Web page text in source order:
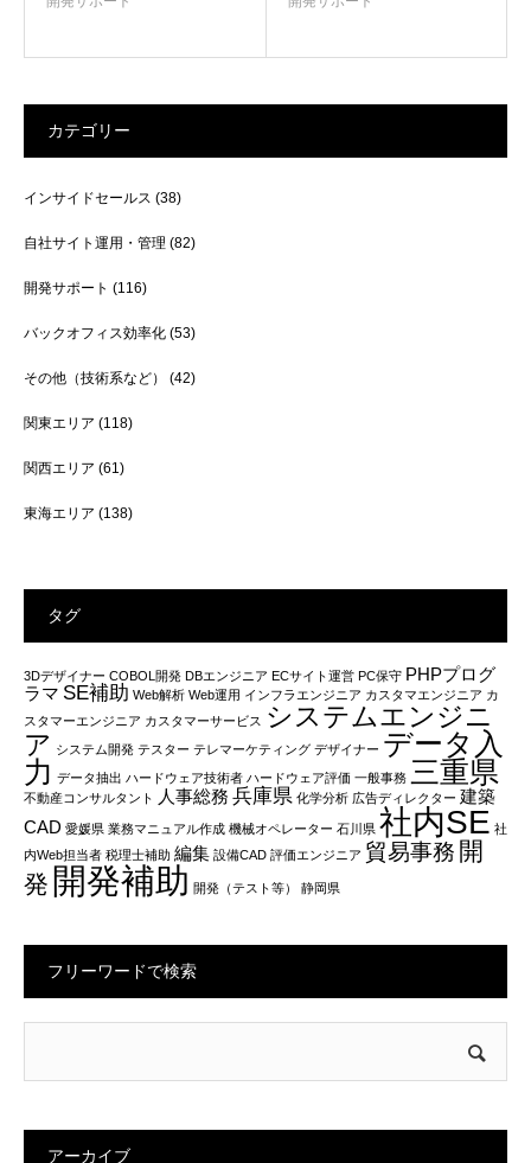
カテゴリー
インサイドセールス (38)
自社サイト運用・管理 (82)
開発サポート (116)
バックオフィス効率化 (53)
その他（技術系など） (42)
関東エリア (118)
関西エリア (61)
東海エリア (138)
タグ
3Dデザイナー COBOL開発 DBエンジニア ECサイト運営 PC保守 PHPプログ
ラマ SE補助 Web解析 Web運用 インフラエンジニア カスタマエンジニア カ
スタマーエンジニア カスタマーサービス システムエンジニ
ア システム開発 テスター テレマーケティング デザイナー データ入
力 データ抽出 ハードウェア技術者 ハードウェア評価 一般事務 三重県
不動産コンサルタント 人事総務 兵庫県 化学分析 広告ディレクター 建築
CAD 愛媛県 業務マニュアル作成 機械オペレーター 石川県 社内SE 社
内Web担当者 税理士補助 編集 設備CAD 評価エンジニア 貿易事務 開
発 開発補助 開発（テスト等） 静岡県
フリーワードで検索
アーカイブ